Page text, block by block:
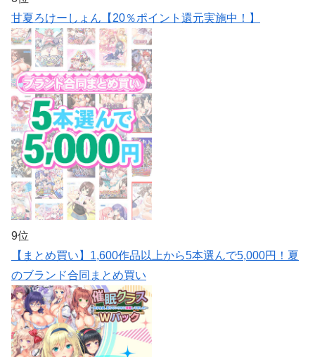
甘夏ろけーしょん【20％ポイント還元実施中！】
9位
【まとめ買い】1,600作品以上から5本選んで5,000円！夏
のブランド合同まとめ買い